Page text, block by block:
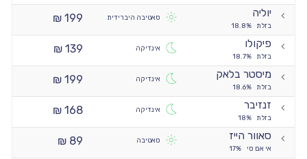
יוליה
בזלת 18.8%
סאטיבה היברידית
199 ₪
פיקולו
בזלת 18.7%
אינדיקה
139 ₪
מיסטר בלאק
בזלת 18.6%
אינדיקה
199 ₪
זנזיבר
בזלת 18%
אינדיקה
168 ₪
סאוור הייז
אי אם סי 17%
סאטיבה
89 ₪